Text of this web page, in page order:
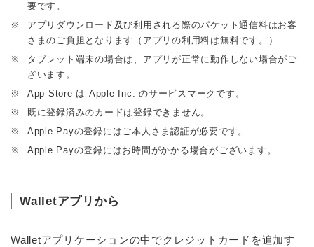
要です。
※
アプリダウンロード及び利用される際のパケット通信料はお客
さまのご負担となります（アプリの利用料は無料です。）
※
タブレット端末の場合は、アプリが正常に動作しない場合がご
ざいます。
※
App Store は Apple Inc. のサービスマークです。
※
既に登録済みのカードは登録できません。
※
Apple Payの登録にはご本人さま認証が必要です。
※
Apple Payの登録にはお時間がかかる場合がございます。
Walletアプリから
Walletアプリケーションの中でクレジットカードを追加す